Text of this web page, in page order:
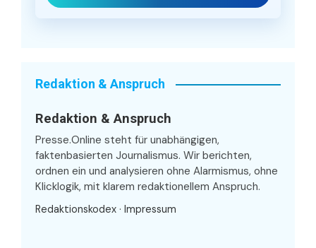
Redaktion & Anspruch
Redaktion & Anspruch
Presse.Online steht für unabhängigen,
faktenbasierten Journalismus. Wir berichten,
ordnen ein und analysieren ohne Alarmismus, ohne
Klicklogik, mit klarem redaktionellem Anspruch.
Redaktionskodex · Impressum